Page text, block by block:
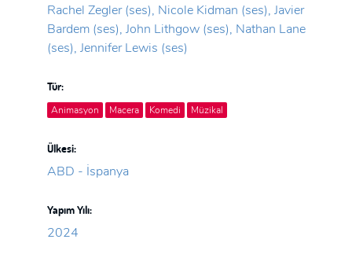
Rachel Zegler (ses), Nicole Kidman (ses), Javier
Bardem (ses), John Lithgow (ses), Nathan Lane
(ses), Jennifer Lewis (ses)
Tür:
Animasyon Macera Komedi Müzikal
Ülkesi:
ABD - İspanya
Yapım Yılı:
2024